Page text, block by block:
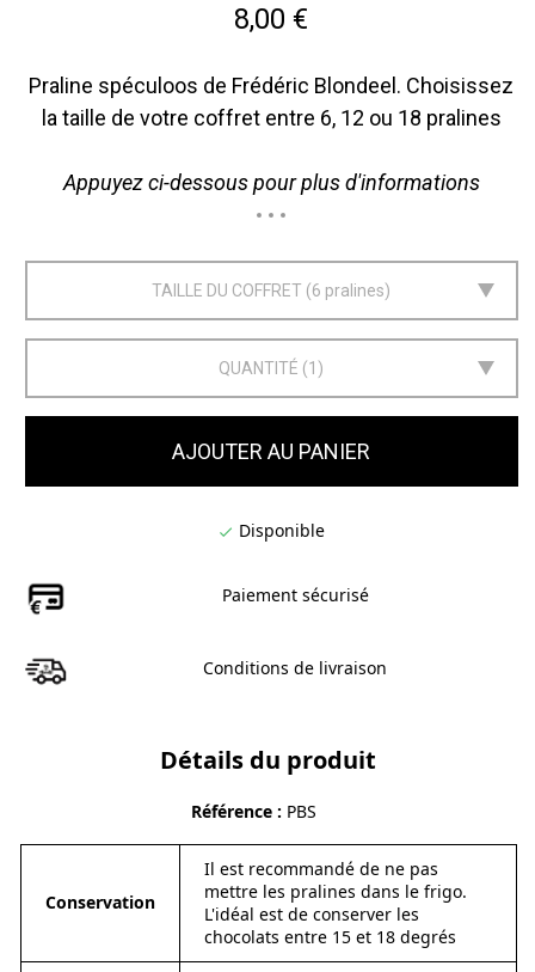
8,00 €
Praline spéculoos de Frédéric Blondeel. Choisissez
la taille de votre coffret entre 6, 12 ou 18 pralines
Appuyez ci-dessous pour plus d'informations
TAILLE DU COFFRET 6 pralines
QUANTITÉ 1
AJOUTER AU PANIER
 Disponible
Paiement sécurisé
Conditions de livraison
Détails du produit
Référence PBS
Conservation
Il est recommandé de ne pas
mettre les pralines dans le frigo.
L'idéal est de conserver les
chocolats entre 15 et 18 degrés